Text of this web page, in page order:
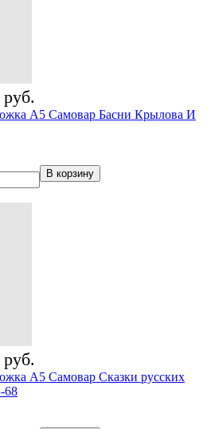
А5 Самовар Басни Крылова И
В корзину
А5 Самовар Сказки русских
68